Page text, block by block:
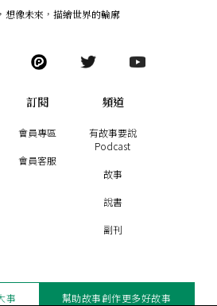
想像未來 ， 描繪世界的輪廓
訂閱
會員專區
會員客服
頻道
有故事要說
Podcast
故事
說書
副刊
事 幫助故事創作更多好故事